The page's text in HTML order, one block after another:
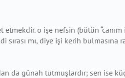
o işe nefsin (bütün
mı, diye işi kerih
da günah tutmuşlardır; sen ise